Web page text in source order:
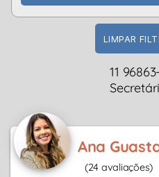
LIMPAR
11
Ana
(24 avaliações)